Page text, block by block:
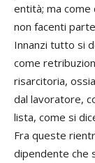
entità; ma
non facenti
Innanzi tutto si
come
risarcitoria,
dal lavoratore,
lista, come si
Fra queste
dipendente che